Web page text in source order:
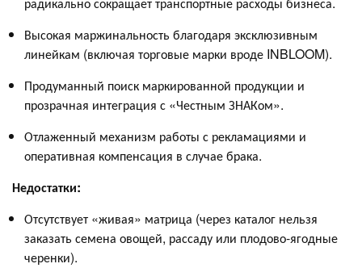
Высокая маржинальность благодаря эксклюзивным
линейкам (включая торговые марки вроде INBLOOM).
Продуманный поиск маркированной продукции и
прозрачная интеграция с «Честным ЗНАКом».
Отлаженный механизм работы с рекламациями и
оперативная компенсация в случае брака.
Недостатки:
Отсутствует «живая» матрица (через каталог нельзя
заказать семена овощей, рассаду или плодово-ягодные
черенки).